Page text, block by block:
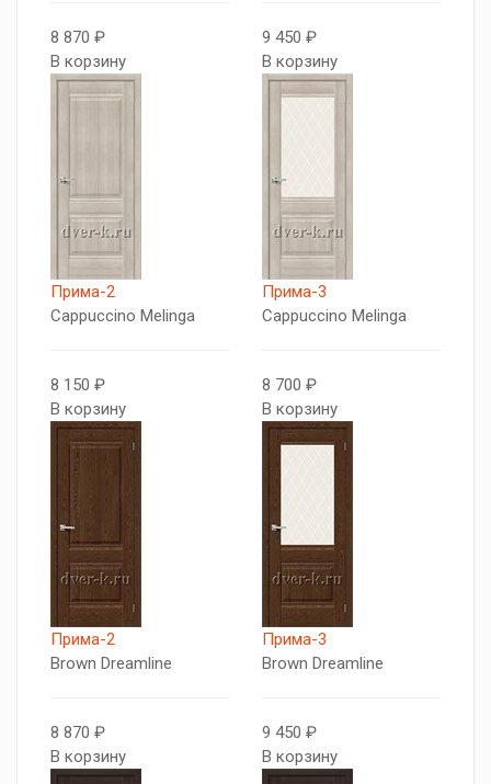
8 870 ₽
В корзину
9 450 ₽
В корзину
Прима-2
Cappuccino Melinga
8 150 ₽
В корзину
Прима-3
Cappuccino Melinga
8 700 ₽
В корзину
Прима-2
Brown Dreamline
8 870 ₽
В корзину
Прима-3
Brown Dreamline
9 450 ₽
В корзину